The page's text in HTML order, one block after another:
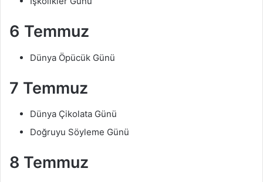
6 Temmuz
Dünya Öpücük Günü
7 Temmuz
Dünya Çikolata Günü
Doğruyu Söyleme Günü
8 Temmuz